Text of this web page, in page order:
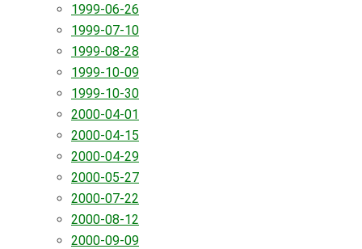
1999-06-26
1999-07-10
1999-08-28
1999-10-09
1999-10-30
2000-04-01
2000-04-15
2000-04-29
2000-05-27
2000-07-22
2000-08-12
2000-09-09